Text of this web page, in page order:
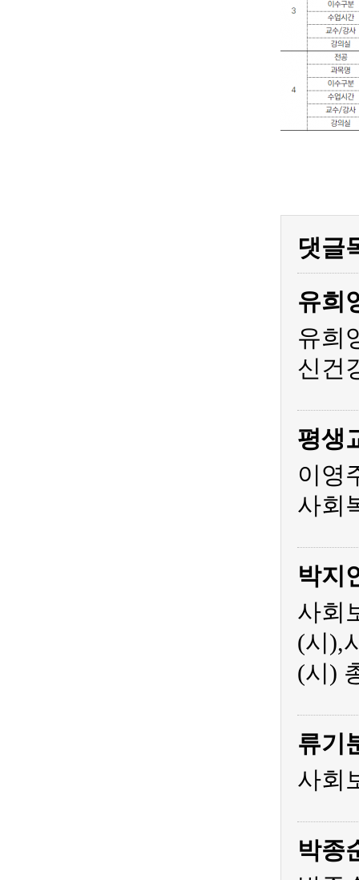
댓글
유희
유희
신건
평생
이영
사회
박지
사회
(시),
(시)
류기
사회
박종